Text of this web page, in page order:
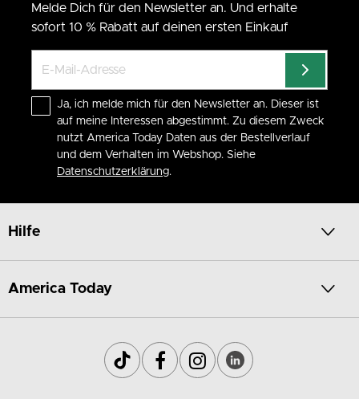
Melde Dich für den Newsletter an. Und erhalte
sofort 10 % Rabatt auf deinen ersten Einkauf
Ja, ich melde mich für den Newsletter an. Dieser ist
auf meine Interessen abgestimmt. Zu diesem Zweck
nutzt America Today Daten aus der Bestellverlauf
und dem Verhalten im Webshop. Siehe
Datenschutzerklärung.
Hilfe
America Today